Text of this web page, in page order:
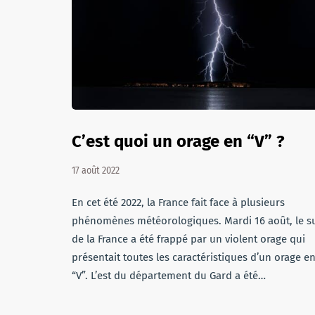
C’est quoi un orage en “V” ?
17 août 2022
En cet été 2022, la France fait face à plusieurs
phénomènes météorologiques. Mardi 16 août, le
de la France a été frappé par un violent orage qui
présentait toutes les caractéristiques d’un orage en
“V”. L’est du département du Gard a été…